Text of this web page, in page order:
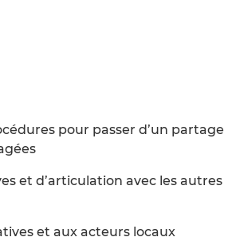
pour passer d’un partage
et d’articulation avec les autres
et aux acteurs locaux